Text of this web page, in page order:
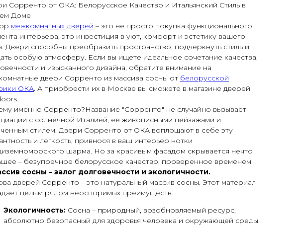
Сорренто от ОКА: Белорусское Качество и Итальянский Стиль в
Доме
межкомнатных дверей – это не просто покупка функционального
интерьера, это инвестиция в уют, комфорт и эстетику вашего
Двери способны преобразить пространство, подчеркнуть стиль и
особую атмосферу. Если вы ищете идеальное сочетание качества,
и изысканного дизайна, обратите внимание на
двери Сорренто из массива сосны от белорусской
ОКА. А приобрести их в Москве вы сможете в магазине дверей
именно Сорренто?Название "Сорренто" не случайно вызывает
с солнечной Италией, ее живописными пейзажами и
стилем. Двери Сорренто от ОКА воплощают в себе эту
и легкость, привнося в ваш интерьер нотки
шарма. Но за красивым фасадом скрывается нечто
– безупречное белорусское качество, проверенное временем.
сосны – залог долговечности и экологичности.
дверей Сорренто – это натуральный массив сосны. Этот материал
целым рядом неоспоримых преимуществ:
Экологичность: Сосна – природный, возобновляемый ресурс,
абсолютно безопасный для здоровья человека и окружающей среды.